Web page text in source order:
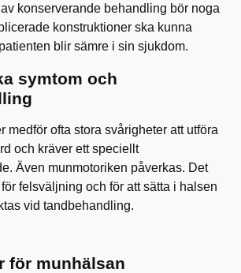
konserverande behandling bör noga
konstruktioner ska kunna
blir sämre i sin sjukdom.
symtom och
medför ofta stora svårigheter att utföra
och kräver ett speciellt
Även munmotoriken påverkas. Det
felsväljning och för att sätta i halsen
vid tandbehandling.
för munhälsan